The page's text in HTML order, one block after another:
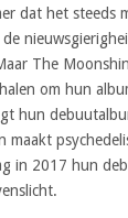
dat het steeds
The
om hun
hun
maakt
in 2017 hun